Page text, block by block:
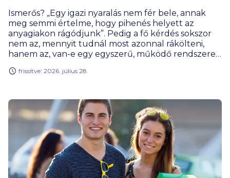
Ismerős? „Egy igazi nyaralás nem fér bele, annak
meg semmi értelme, hogy pihenés helyett az
anyagiakon rágódjunk”. Pedig a fő kérdés sokszor
nem az, mennyit tudnál most azonnal rákölteni,
hanem az, van-e egy egyszerű, működő rendszered
fizetnivalókat, pár okos nyaralás-hackkel faragsz a
lemondani az idei, vagy a következő évek
kiruccanásairól.
frissítve: 2026. július 28.